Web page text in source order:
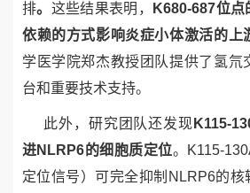
排。 这些结果表明， K680-687位点
依赖的方式影响炎症小体激活的上
学医学院郑杰教授团队提供了氢氘
台和重要技术支持。
此外，研究团队还发现 K115-
进NLRP6的细胞质定位。 K115-
定位信号）可完全抑制 NLRP6的核